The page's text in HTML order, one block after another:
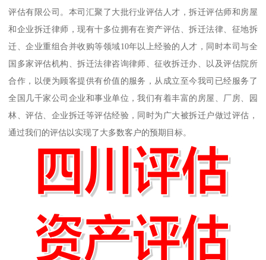
评估有限公司。本司汇聚了大批行业评估人才，拆迁评估师和房屋
和企业拆迁律师，现有十多位拥有在资产评估、拆迁法律、征地拆
迁、企业重组合并收购等领域10年以上经验的人才，同时本司与全
国多家评估机构、拆迁法律咨询律师、征收拆迁办、以及评估院所
合作，以便为顾客提供有价值的服务，从成立至今我司已经服务了
全国几千家公司企业和事业单位，我们有着丰富的房屋、厂房、园
林、评估、企业拆迁等评估经验，同时为广大被拆迁户做过评估，
通过我们的评估以实现了大多数客户的预期目标。